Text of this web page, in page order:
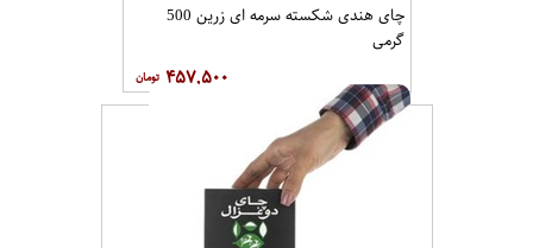
چای هندی شکسته سرمه ای زرین 500
گرمی
۴۵۷,۵۰۰